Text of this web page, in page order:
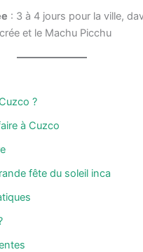
: 3 à 4 jours pour la ville,
et le Machu Picchu
?
à Cuzco
fête du soleil inca